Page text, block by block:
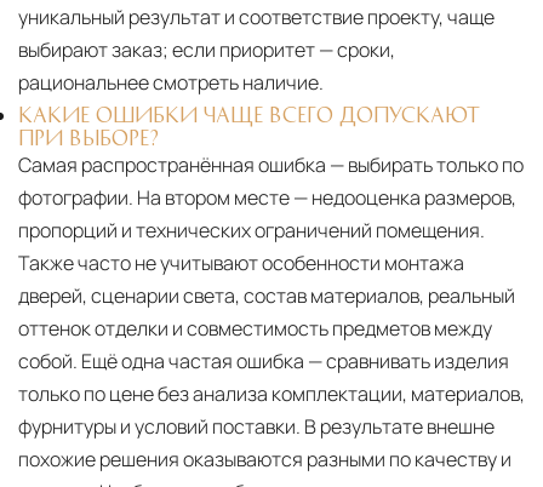
уникальный результат и соответствие проекту, чаще
выбирают заказ; если приоритет — сроки,
рациональнее смотреть наличие.
КАКИЕ ОШИБКИ ЧАЩЕ ВСЕГО ДОПУСКАЮТ
ПРИ ВЫБОРЕ?
Самая распространённая ошибка — выбирать только по
фотографии. На втором месте — недооценка размеров,
пропорций и технических ограничений помещения.
Также часто не учитывают особенности монтажа
дверей, сценарии света, состав материалов, реальный
оттенок отделки и совместимость предметов между
собой. Ещё одна частая ошибка — сравнивать изделия
только по цене без анализа комплектации, материалов,
фурнитуры и условий поставки. В результате внешне
похожие решения оказываются разными по качеству и